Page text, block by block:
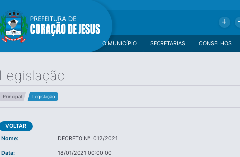
Add
CONSELHOS
SECRETARIAS
O MUNICÍPIO
Legislação
Principal Legislação
VOLTAR
Nome:
DECRETO Nº 012/2021
Data: 18/01/2021 00:00:00